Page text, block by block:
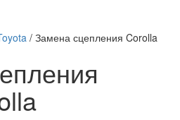
/ Замена сцепления Corolla